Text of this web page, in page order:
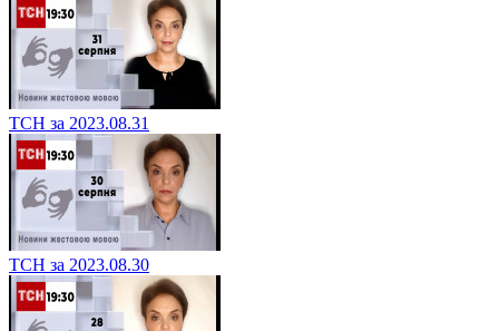
ТСН за 2023.08.31
ТСН за 2023.08.30